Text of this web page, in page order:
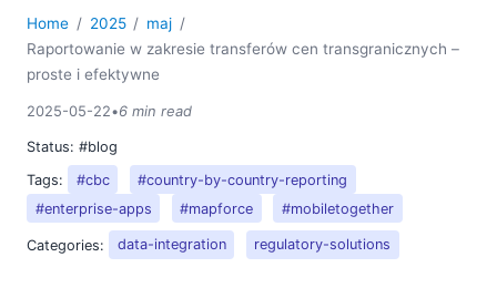
Home 2025
maj
Raportowanie w zakresie transferów cen transgranicznych –
proste i efektywne
2025-05-22•6 min read
Status: #blog
Tags:
#cbc
#country-by-country-reporting
#enterprise-apps
#mapforce #mobiletogether
Categories: data-integration regulatory-solutions